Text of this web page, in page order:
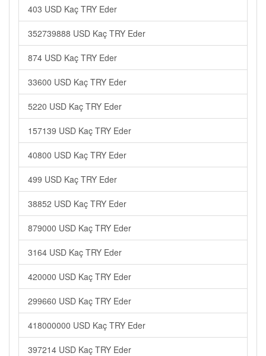
403 USD Kaç TRY Eder
352739888 USD Kaç TRY Eder
874 USD Kaç TRY Eder
33600 USD Kaç TRY Eder
5220 USD Kaç TRY Eder
157139 USD Kaç TRY Eder
40800 USD Kaç TRY Eder
499 USD Kaç TRY Eder
38852 USD Kaç TRY Eder
879000 USD Kaç TRY Eder
3164 USD Kaç TRY Eder
420000 USD Kaç TRY Eder
299660 USD Kaç TRY Eder
418000000 USD Kaç TRY Eder
397214 USD Kaç TRY Eder